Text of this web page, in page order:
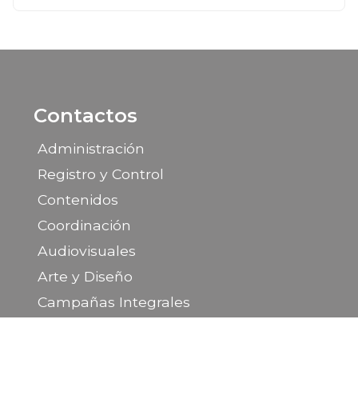
Contactos
Administración
Registro y Control
Contenidos
Coordinación
Audiovisuales
Arte y Diseño
Campañas Integrales